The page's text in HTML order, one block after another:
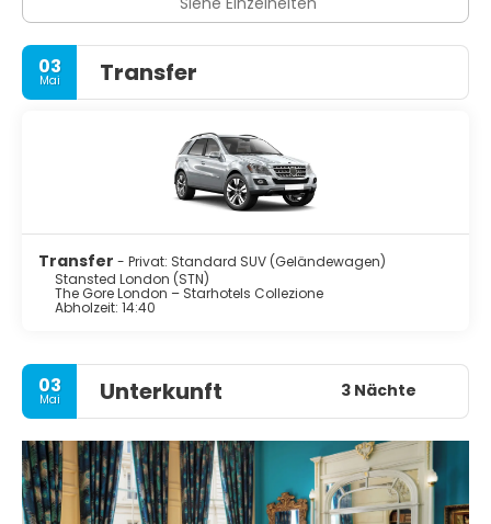
03
Mai Transfer
Transfer - Privat: Standard SUV (Geländewagen)
Stansted London (STN)
The Gore London – Starhotels Collezione
Abholzeit: 14:40
03
Mai Unterkunft 3 Nächte